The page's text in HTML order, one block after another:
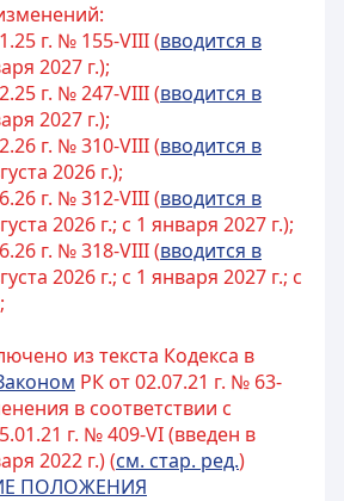
г. № 155-VIII (вводится в
2027 г.);
г. № 247-VIII (вводится в
2027 г.);
г. № 310-VIII (вводится в
2026 г.);
г. № 312-VIII (вводится в
2026 г.; с 1 января 2027 г.);
г. № 318-VIII (вводится в
2026 г.; с 1 января 2027 г.; с
из текста Кодекса в
РК от 02.07.21 г. № 63-
в соответствии с
г. № 409-VI (введен в
2022 г.) (см. стар. ред.)
ПОЛОЖЕНИЯ